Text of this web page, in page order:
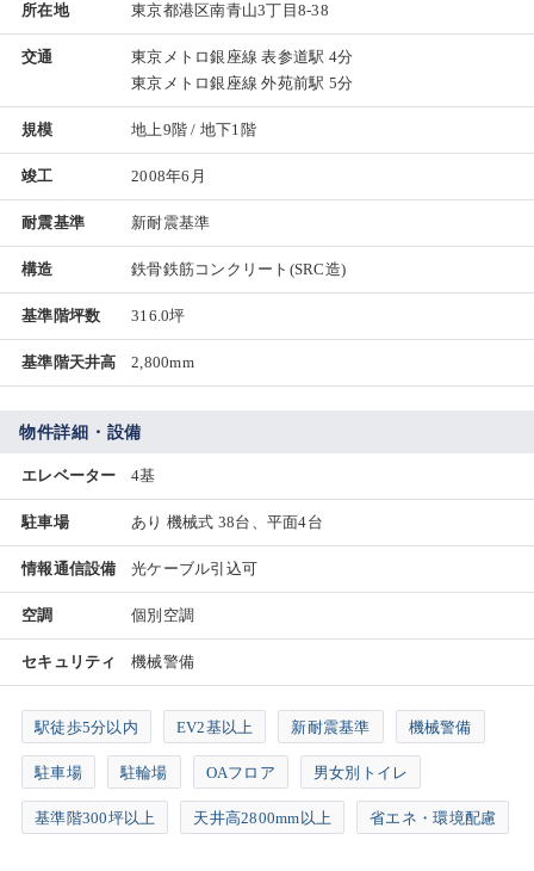
所在地 東京都港区南青山3丁目8-38
交通
東京メトロ銀座線 表参道駅 4分
東京メトロ銀座線 外苑前駅 5分
規模 地上9階 / 地下1階
竣工 2008年6月
耐震基準 新耐震基準
構造 鉄骨鉄筋コンクリート(SRC造)
基準階坪数 316.0坪
基準階天井高 2,800mm
物件詳細・設備
エレベーター 4基
駐車場 あり 機械式 38台、平面4台
情報通信設備 光ケーブル引込可
空調 個別空調
セキュリティ 機械警備
駅徒歩5分以内 EV2基以上 新耐震基準 機械警備
駐車場 駐輪場 OAフロア 男女別トイレ
基準階300坪以上 天井高2800mm以上 省エネ・環境配慮